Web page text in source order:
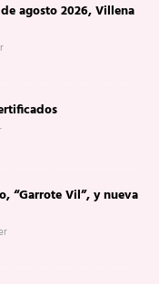
agosto 2026, Villena
“Garrote Vil”, y nueva